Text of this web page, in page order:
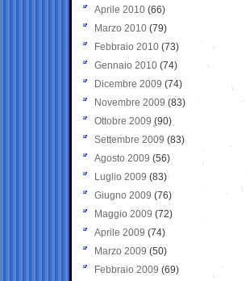
Aprile 2010 (66)
Marzo 2010 (79)
Febbraio 2010 (73)
Gennaio 2010 (74)
Dicembre 2009 (74)
Novembre 2009 (83)
Ottobre 2009 (90)
Settembre 2009 (83)
Agosto 2009 (56)
Luglio 2009 (83)
Giugno 2009 (76)
Maggio 2009 (72)
Aprile 2009 (74)
Marzo 2009 (50)
Febbraio 2009 (69)